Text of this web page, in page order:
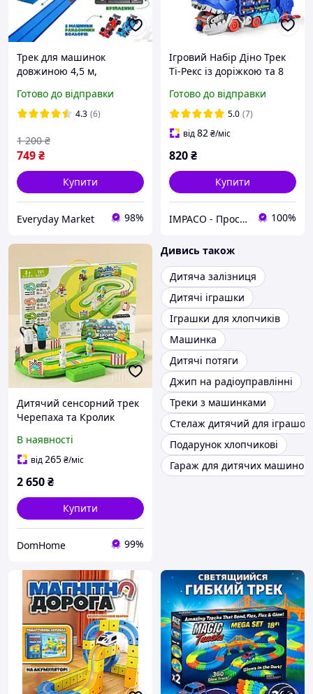
Трек для машинок
довжиною 4,5 м,
іграшка трек для
машинок
Готово до відправки
4.3 (6)
749₴
1 200 ₴
Купити
Everyday Market 98%
Ігровий Набір Діно Трек
Ті-Рекс із доріжкою та 8
Blue
Готово до відправки
5.0 (7)
від82₴/міс
820₴
Купити
IMPACO - Простір крутих пропозицій 100%
Дитячий сенсорний трек
Черепаха та Кролик
контролерами рухів для
змагань
В наявності
від265₴/міс
2 650₴
Купити
DomHome 99%
Дивись також
Дитяча залізниця
Дитячі іграшки
Іграшки для хлопчиків
Машинка
Дитячі потяги
Джип на радіоуправлінні
Треки з машинками
Стелаж дитячий для іграшок
Подарунок хлопчикові
Гараж для дитячих машинок